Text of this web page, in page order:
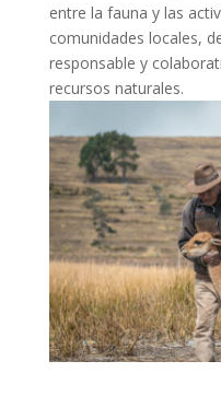
entre la fauna y las
comunidades locales,
responsable y
recursos naturales.